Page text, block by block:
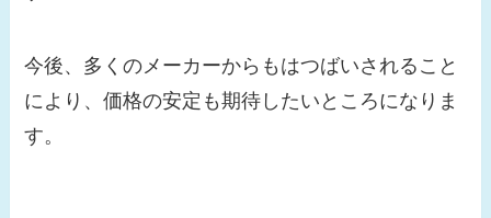
今後、多くのメーカーからもはつばいされること
により、価格の安定も期待したいところになりま
す。